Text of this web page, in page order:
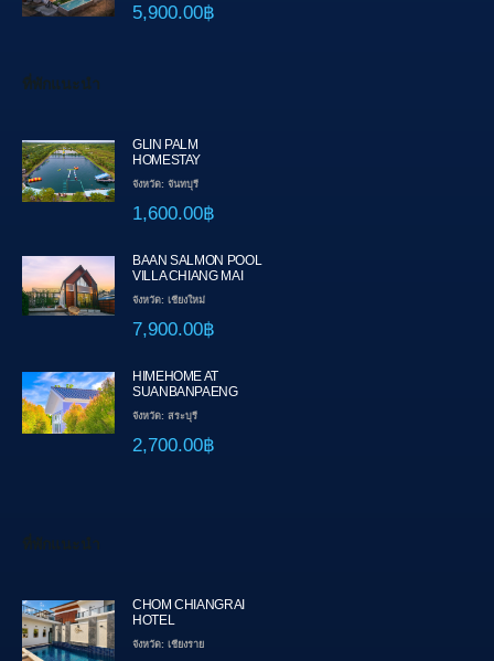
5,900.00฿
ที่พักแนะนำ
GLIN PALM
HOMESTAY
จังหวัด: จันทบุรี
1,600.00฿
BAAN SALMON POOL
VILLA CHIANG MAI
จังหวัด: เชียงใหม่
7,900.00฿
HIMEHOME AT
SUANBANPAENG
จังหวัด: สระบุรี
2,700.00฿
ที่พักแนะนำ
CHOM CHIANGRAI
HOTEL
จังหวัด: เชียงราย